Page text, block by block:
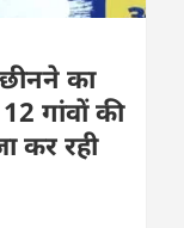
का
गांवों की
कर रही